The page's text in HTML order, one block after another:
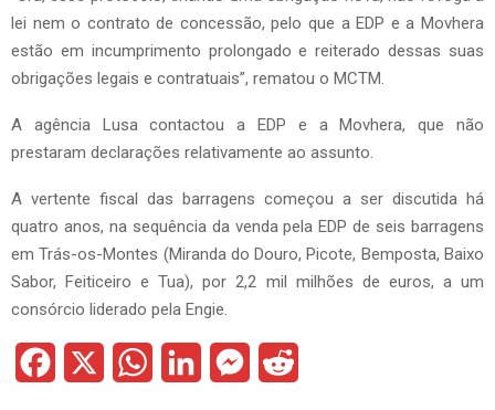
lei nem o contrato de concessão, pelo que a EDP e a Movhera
estão em incumprimento prolongado e reiterado dessas suas
obrigações legais e contratuais”, rematou o MCTM.
A agência Lusa contactou a EDP e a Movhera, que não
prestaram declarações relativamente ao assunto.
A vertente fiscal das barragens começou a ser discutida há
quatro anos, na sequência da venda pela EDP de seis barragens
em Trás-os-Montes (Miranda do Douro, Picote, Bemposta, Baixo
Sabor, Feiticeiro e Tua), por 2,2 mil milhões de euros, a um
consórcio liderado pela Engie.
M